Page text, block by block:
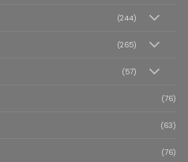
(244)
(265)
(57)
(76)
(63)
(76)